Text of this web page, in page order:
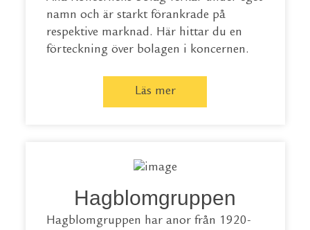
namn och är starkt förankrade på
respektive marknad. Här hittar du en
förteckning över bolagen i koncernen.
Läs mer
Hagblomgruppen
Hagblomgruppen har anor från 1920-